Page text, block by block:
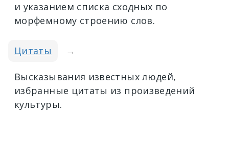
и указанием списка сходных по
морфемному строению слов.
Цитаты →
Высказывания известных людей,
избранные цитаты из произведений
культуры.